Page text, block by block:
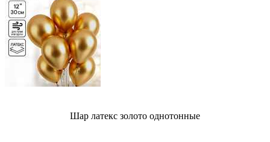
Шар латекс золото однотонные